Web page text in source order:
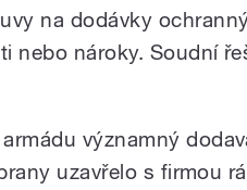
na dodávky
nebo nároky. Soudní
významný
uzavřelo s firmou